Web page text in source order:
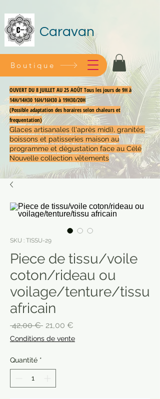
Caravan
OUVERT DU 8 JUILLET AU 25 AOÛT Tous les jours de 9H à
14H/14H30 16H/16H30 à 19H30/20H
(Possible adaptation des horaires selon chaleurs et
frequentation)
Glaces artisanales (l'après midi), granités,
boissons et patisseries maison au
programme et dégustation face au Célé
Nouvelle collection vêtements
Boutique
SKU : TISSU-29
Piece de tissu/voile
coton/rideau ou
voilage/tenture/tissu
africain
42,00 € Prix
original
21,00 €
Conditions de vente
Quantité *